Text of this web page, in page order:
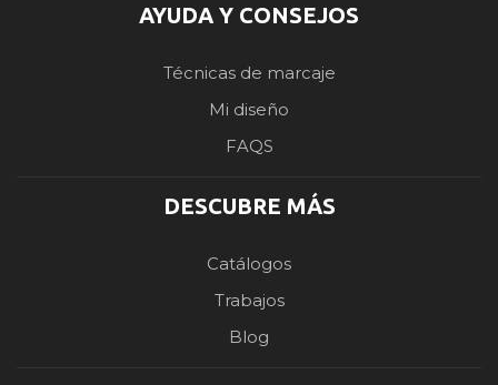
AYUDA Y CONSEJOS
Técnicas de marcaje
Mi diseño
FAQS
DESCUBRE MÁS
Catálogos
Trabajos
Blog